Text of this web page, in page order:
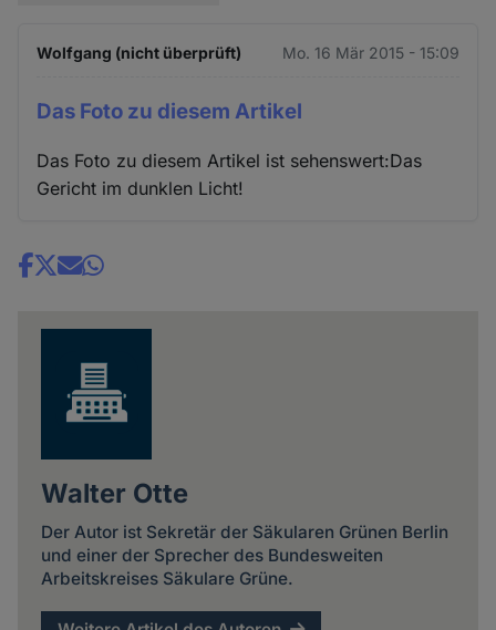
Wolfgang (nicht überprüft) Mo. 16 Mär 2015 - 15:09
Das Foto zu diesem Artikel
Das Foto zu diesem Artikel ist sehenswert:Das
Gericht im dunklen Licht!
Share
Walter Otte
Der Autor ist Sekretär der Säkularen Grünen Berlin
und einer der Sprecher des Bundesweiten
Arbeitskreises Säkulare Grüne.